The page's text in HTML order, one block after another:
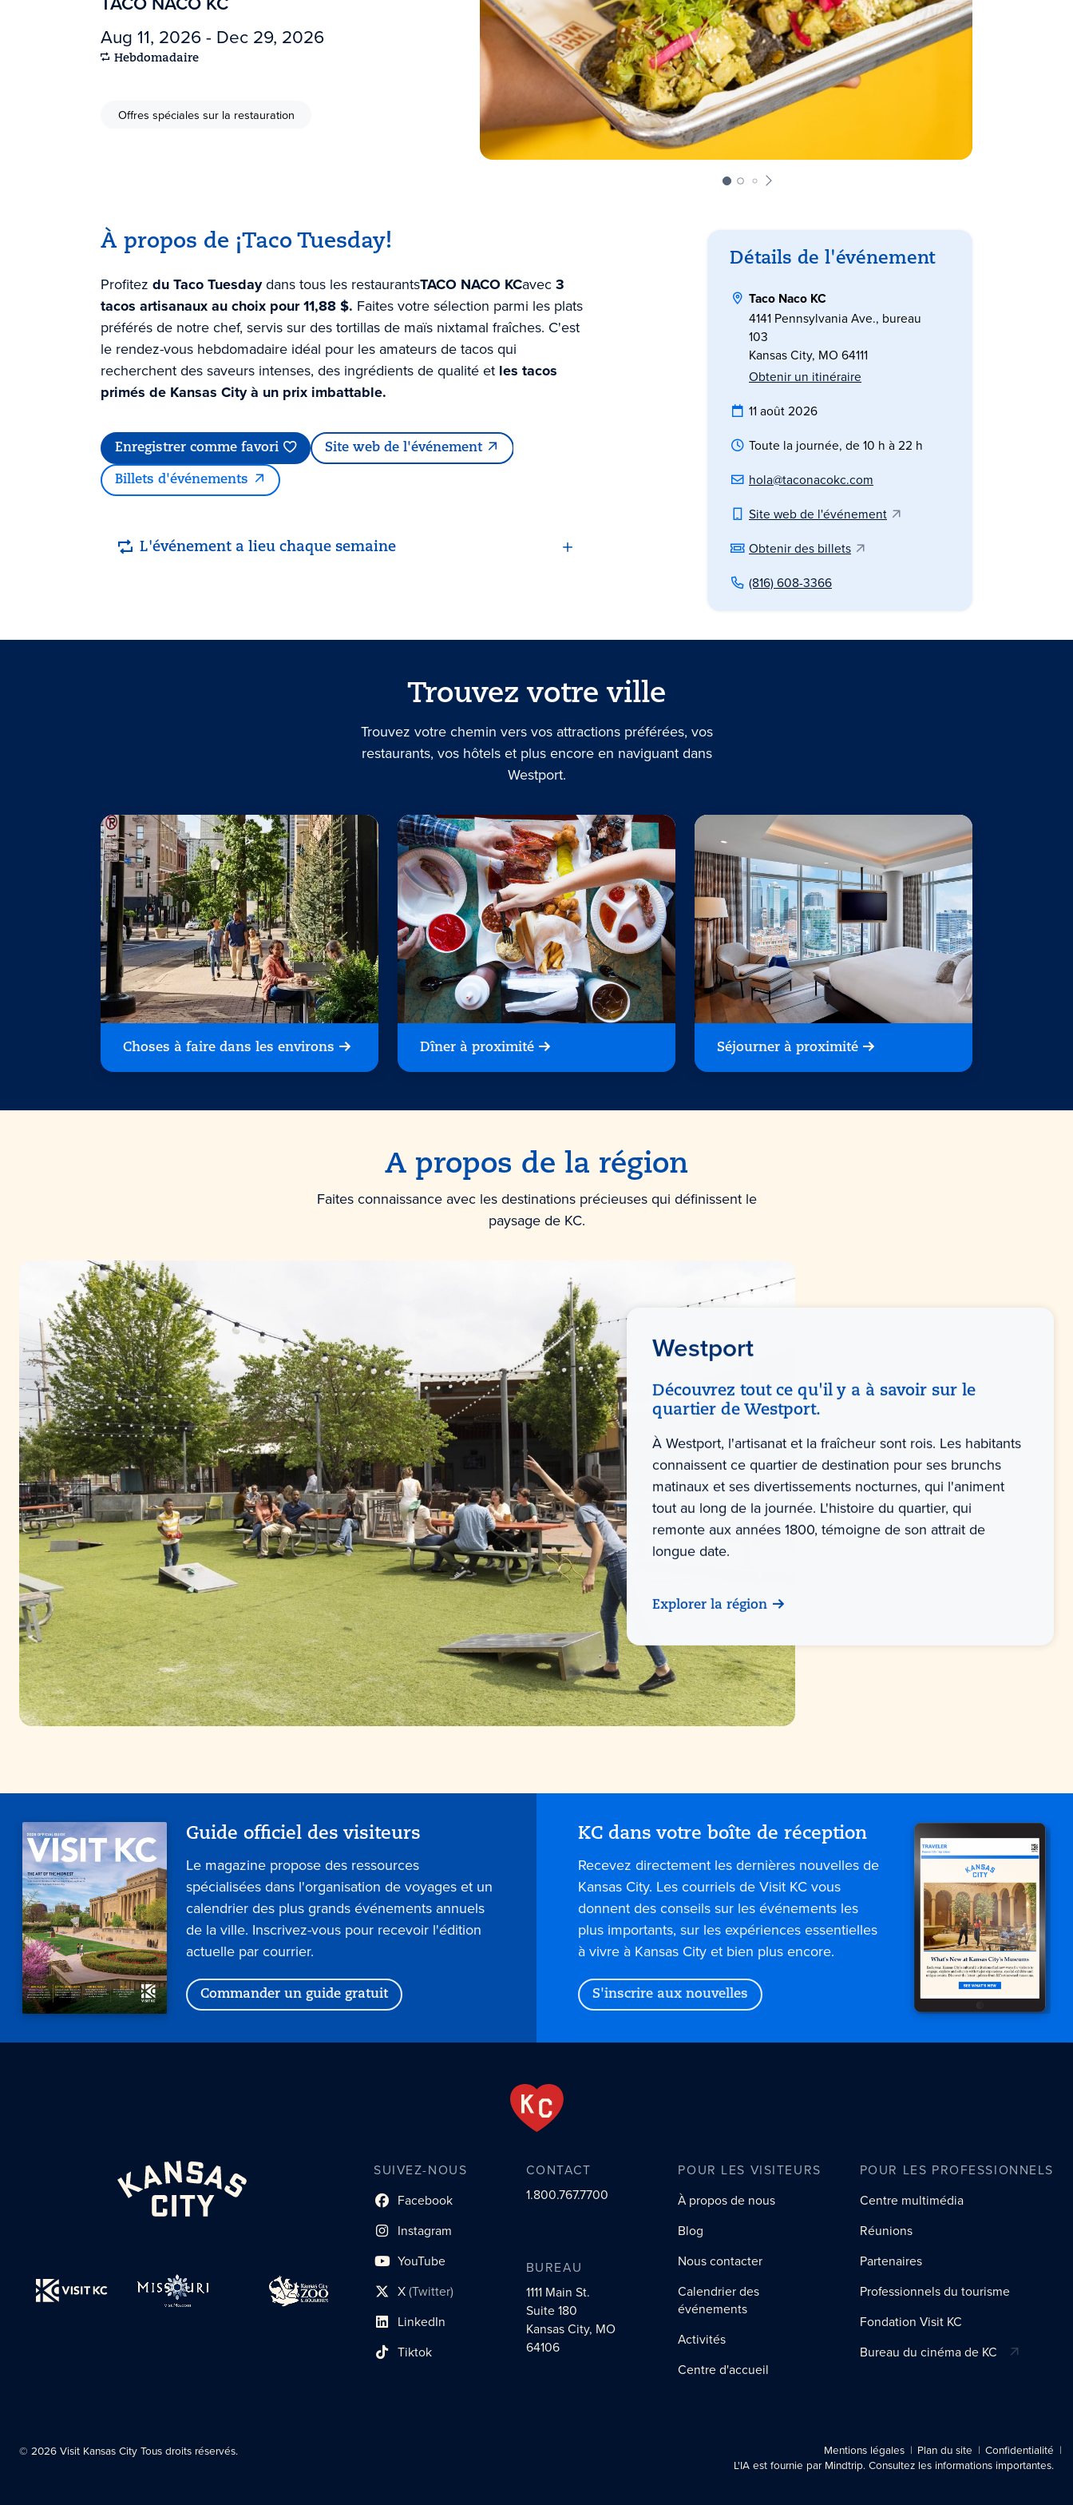
Aug 11, 2026 - Dec 29, 2026
Hebdomadaire
Offres spéciales sur la restauration
À propos de ¡Taco Tuesday!
Profitez du Taco Tuesdaydans tous les restaurantsTACO NACO KCavec3
tacos artisanaux au choix pour 11,88 $. Faites votre sélection parmi les plats
préférés de notre chef, servis sur des tortillas de maïs nixtamal fraîches. C'est
le rendez-vous hebdomadaire idéal pour les amateurs de tacos qui
recherchent des saveurs intenses, des ingrédients de qualité et les tacos
primés de Kansas City à un prix imbattable.
Enregistrer comme favori Site web de l'événement
Billets d'événements
L'événement a lieu chaque semaine
Détails de l'événement
Taco Naco KC
4141 Pennsylvania Ave., bureau
103
Kansas City, MO 64111
Obtenir un itinéraire
11 août 2026
Toute la journée, de 10 h à 22 h
hola@taconacokc.com
Site web de l'événement
Obtenir des billets
(816) 608-3366
Trouvez votre ville
Trouvez votre chemin vers vos attractions préférées, vos
restaurants, vos hôtels et plus encore en naviguant dans
Westport.
Choses à faire dans les environs Dîner à proximité Séjourner à proximité
A propos de la région
Faites connaissance avec les destinations précieuses qui définissent le
paysage de KC.
Westport
Découvrez tout ce qu'il y a à savoir sur le
quartier de Westport.
À Westport, l'artisanat et la fraîcheur sont rois. Les habitants
connaissent ce quartier de destination pour ses brunchs
matinaux et ses divertissements nocturnes, qui l'animent
tout au long de la journée. L'histoire du quartier, qui
remonte aux années 1800, témoigne de son attrait de
longue date.
Explorer la région
Guide officiel des visiteurs
Le magazine propose des ressources
spécialisées dans l'organisation de voyages et un
calendrier des plus grands événements annuels
de la ville. Inscrivez-vous pour recevoir l'édition
actuelle par courrier.
Commander un guide gratuit
KC dans votre boîte de réception
Recevez directement les dernières nouvelles de
Kansas City. Les courriels de Visit KC vous
donnent des conseils sur les événements les
plus importants, sur les expériences essentielles
à vivre à Kansas City et bien plus encore.
S'inscrire aux nouvelles
SUIVEZ-NOUS
Facebook
lien du profil social
Instagram
lien vers le profil social
YouTube
lien vers le profil social
X(Twitter)
lien vers le profil social
LinkedIn
lien vers le profil social
Tiktok
lien vers le profil social
CONTACT
1.800.767.7700
BUREAU
1111 Main St.
Suite 180
Kansas City, MO
64106
POUR LES VISITEURS
À propos de nous
Blog
Nous contacter
Calendrier des
événements
Activités
Centre d'accueil
POUR LES PROFESSIONNELS
Centre multimédia
Réunions
Partenaires
Professionnels du tourisme
Fondation Visit KC
Bureau du cinéma de KC
Mentions légales Plan du site
Confidentialité
L'IA est fournie par Mindtrip. Consultez les informations importantes.
© 2026 Visit Kansas City Tous droits réservés.